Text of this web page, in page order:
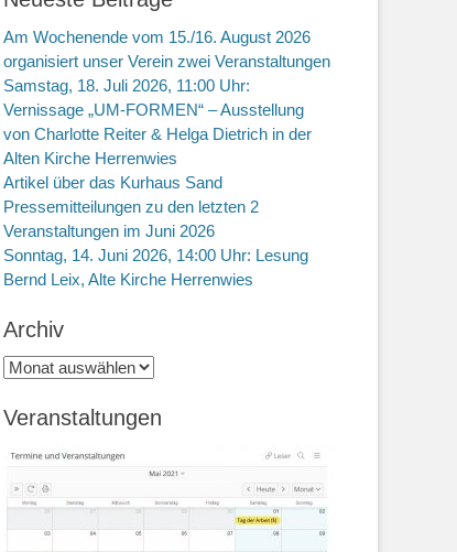
Am Wochenende vom 15./16. August 2026
organisiert unser Verein zwei Veranstaltungen
Samstag, 18. Juli 2026, 11:00 Uhr:
Vernissage „UM-FORMEN“ – Ausstellung
von Charlotte Reiter & Helga Dietrich in der
Alten Kirche Herrenwies
Artikel über das Kurhaus Sand
Pressemitteilungen zu den letzten 2
Veranstaltungen im Juni 2026
Sonntag, 14. Juni 2026, 14:00 Uhr: Lesung
Bernd Leix, Alte Kirche Herrenwies
Archiv
Archiv
Veranstaltungen